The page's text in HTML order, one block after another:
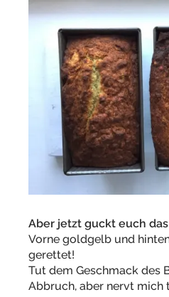
Aber jetzt guckt euch
Vorne goldgelb und
gerettet!
Tut dem Geschmack des
Abbruch, aber nervt mich